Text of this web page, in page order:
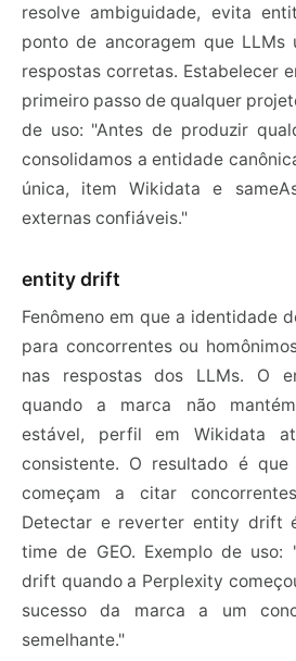
resolve ambiguidade, evita
ponto de ancoragem que LLMs
respostas corretas. Estabelecer
primeiro passo de qualquer
de uso: "Antes de produzir
consolidamos a entidade
única, item Wikidata e
externas confiáveis."
entity drift
Fenômeno em que a identidade
para concorrentes ou
nas respostas dos LLMs. O
quando a marca não
estável, perfil em Wikidata
consistente. O resultado é que
começam a citar
Detectar e reverter entity drift
time de GEO. Exemplo de uso:
drift quando a Perplexity
sucesso da marca a um
semelhante."